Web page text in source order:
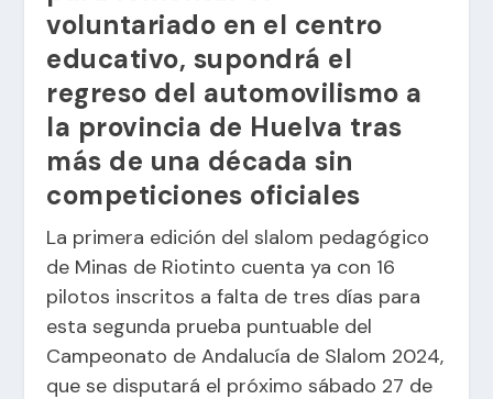
voluntariado en el centro
educativo, supondrá el
regreso del automovilismo a
la provincia de Huelva tras
más de una década sin
competiciones oficiales
La primera edición del slalom pedagógico
de Minas de Riotinto cuenta ya con 16
pilotos inscritos a falta de tres días para
esta segunda prueba puntuable del
Campeonato de Andalucía de Slalom 2024,
que se disputará el próximo sábado 27 de